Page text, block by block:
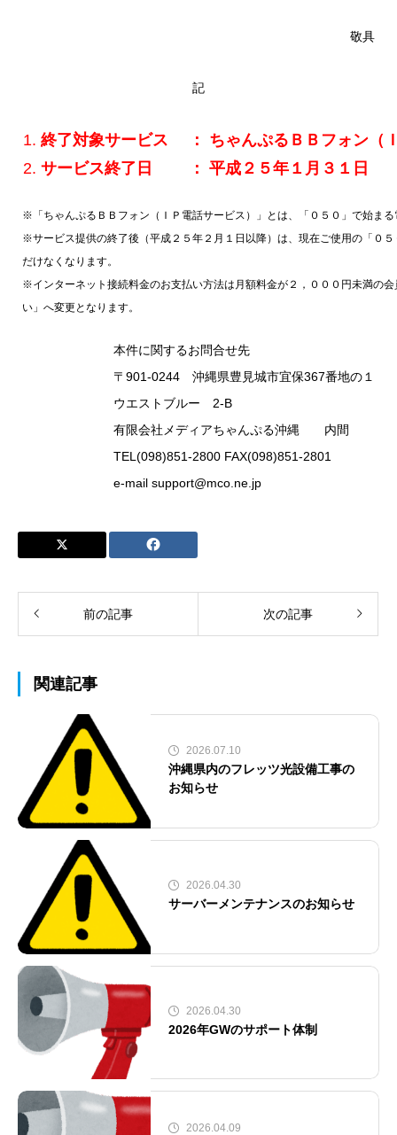
敬具
記
終了対象サービス ： ちゃんぷるＢＢフォン（
サービス終了日 ： 平成２５年１月３１日
※「ちゃんぷるＢＢフォン（ＩＰ電話サービス）」とは、「０５０」で始ま
※サービス提供の終了後（平成２５年２月１日以降）は、現在ご使用の「０
だけなくなります。
※インターネット接続料金のお支払い方法は月額料金が２，０００円未満の
い」へ変更となります。
本件に関するお問合せ先
〒901-0244 沖縄県豊見城市宜保367番地の１
ウエストブルー 2-B
有限会社メディアちゃんぷる沖縄 内間
TEL(098)851-2800 FAX(098)851-2801
e-mail support@mco.ne.jp
前の記事 次の記事
関連記事
2026.07.10
沖縄県内のフレッツ光設備工事の
お知らせ
2026.04.30
サーバーメンテナンスのお知らせ
2026.04.30
2026年GWのサポート体制
2026.04.09